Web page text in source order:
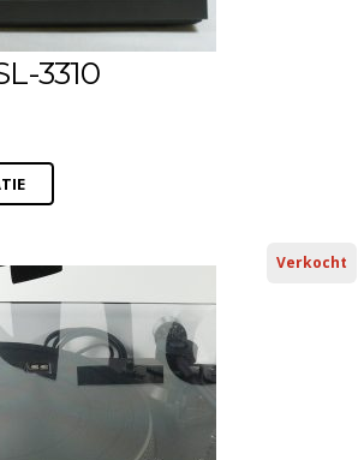
3310
Verkocht